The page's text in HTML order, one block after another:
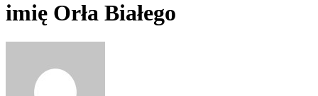
imię Orła Białego